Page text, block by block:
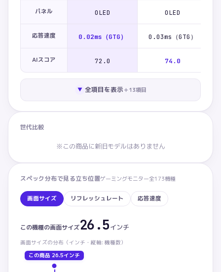
パネル OLED OLED
応答速度 0.02ms（GTG） 0.03ms（GTG）
AIスコア 72.0 74.0
▼ 全項目を表示＋13項目
世代比較
※この商品に新旧モデルはありません
スペック分布で見る立ち位置ゲーミングモニター全173機種
画面サイズ リフレッシュレート 応答速度
画面サイズ：この商品 26.5インチ。カテゴリ内 下か
この機種の画面サイズ26.5インチ
画面サイズの分布（ インチ・ 縦軸: 機種数）
この商品 26.5インチ